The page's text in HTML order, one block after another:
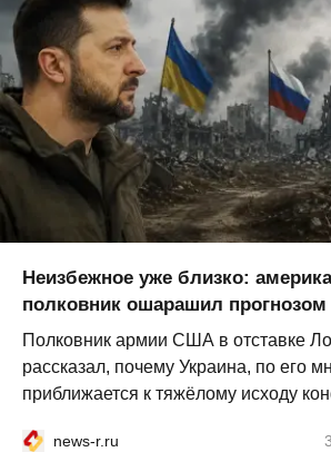
Неизбежное уже близко:
полковник ошарашил прогнозом
Полковник армии США в отставке
рассказал, почему Украина, по его
приближается к тяжёлому исходу
news-r.ru